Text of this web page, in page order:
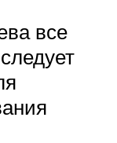
все